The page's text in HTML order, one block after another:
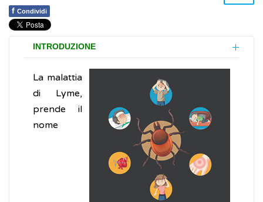
f Condividi
INTRODUZIONE
La malattia
di Lyme,
prende il
nome